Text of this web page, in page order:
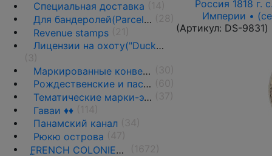
Специальная доставка
Для бандеролей(Parcel post) ♦♦
Revenue stamps
Лицензии на охоту("Duck stamps")
Маркированные конверты, ПК и вырезки
Рождественские и пасхальные этикетки
Тематические марки-этикетки
Гаваи ♦♦
Панамский канал
Рюкю острова
FRENCH COLONIES AND THE TERRITORIES
Россия 1818 г.
Империи •
(Артикул: DS-9831)